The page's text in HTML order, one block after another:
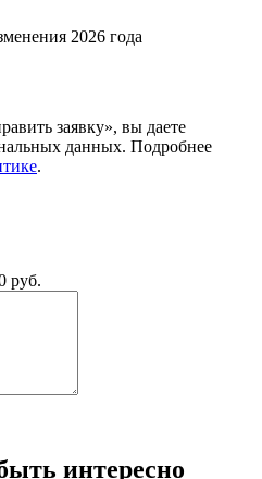
2026 года
заявку», вы даете
данных. Подробнее
.
руб.
интересно